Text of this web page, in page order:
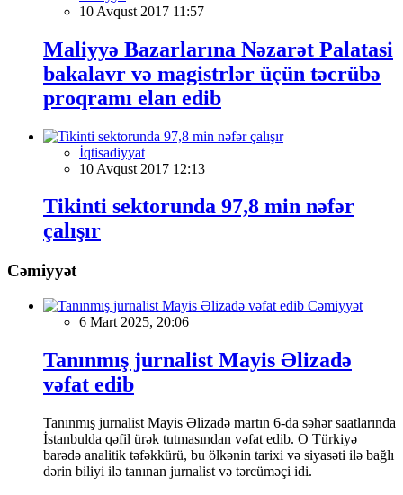
10 Avqust 2017 11:57
Maliyyə Bazarlarına Nəzarət Palatasi
bakalavr və magistrlər üçün təcrübə
proqramı elan edib
İqtisadiyyat
10 Avqust 2017 12:13
Tikinti sektorunda 97,8 min nəfər
çalışır
Cəmiyyət
Cəmiyyət
6 Mart 2025, 20:06
Tanınmış jurnalist Mayis Əlizadə
vəfat edib
Tanınmış jurnalist Mayis Əlizadə martın 6-da səhər saatlarında
İstanbulda qəfil ürək tutmasından vəfat edib. O Türkiyə
barədə analitik təfəkkürü, bu ölkənin tarixi və siyasəti ilə bağlı
dərin biliyi ilə tanınan jurnalist və tərcüməçi idi.